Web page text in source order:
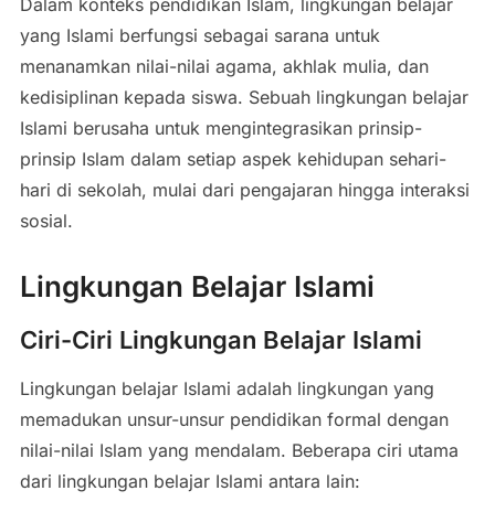
Dalam konteks pendidikan Islam, lingkungan belajar
yang Islami berfungsi sebagai sarana untuk
menanamkan nilai-nilai agama, akhlak mulia, dan
kedisiplinan kepada siswa. Sebuah lingkungan belajar
Islami berusaha untuk mengintegrasikan prinsip-
prinsip Islam dalam setiap aspek kehidupan sehari-
hari di sekolah, mulai dari pengajaran hingga interaksi
sosial.
Lingkungan Belajar Islami
Ciri-Ciri Lingkungan Belajar Islami
Lingkungan belajar Islami adalah lingkungan yang
memadukan unsur-unsur pendidikan formal dengan
nilai-nilai Islam yang mendalam. Beberapa ciri utama
dari lingkungan belajar Islami antara lain: